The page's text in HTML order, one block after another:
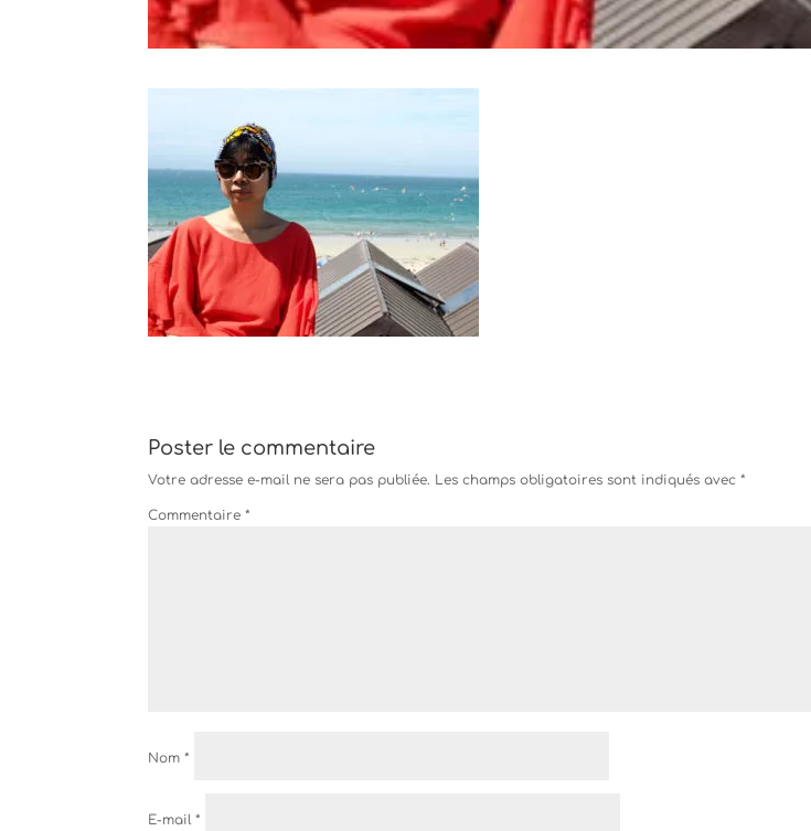
Poster le commentaire
Votre adresse e-mail ne sera pas publiée. Les champs obligatoires sont indiqués avec*
Commentaire*
Nom*
E-mail*